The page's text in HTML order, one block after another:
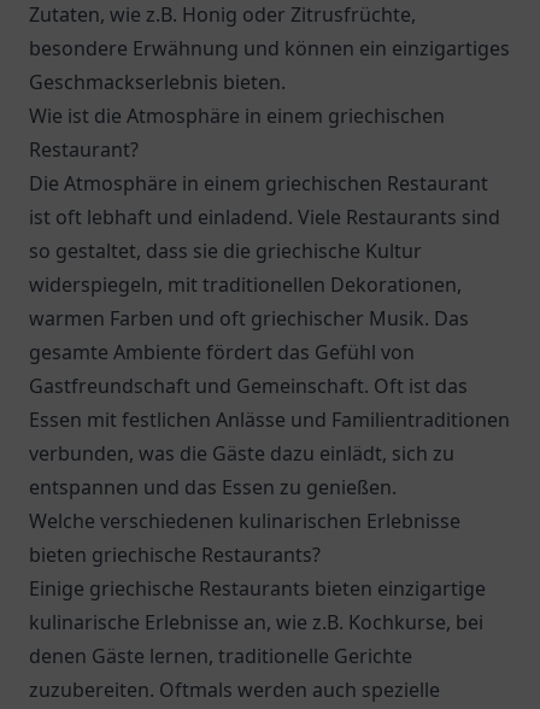
Zutaten, wie z.B. Honig oder Zitrusfrüchte,
besondere Erwähnung und können ein einzigartiges
Geschmackserlebnis bieten.
Wie ist die Atmosphäre in einem griechischen
Restaurant?
Die Atmosphäre in einem griechischen Restaurant
ist oft lebhaft und einladend. Viele Restaurants sind
so gestaltet, dass sie die griechische Kultur
widerspiegeln, mit traditionellen Dekorationen,
warmen Farben und oft griechischer Musik. Das
gesamte Ambiente fördert das Gefühl von
Gastfreundschaft und Gemeinschaft. Oft ist das
Essen mit festlichen Anlässe und Familientraditionen
verbunden, was die Gäste dazu einlädt, sich zu
entspannen und das Essen zu genießen.
Welche verschiedenen kulinarischen Erlebnisse
bieten griechische Restaurants?
Einige griechische Restaurants bieten einzigartige
kulinarische Erlebnisse an, wie z.B. Kochkurse, bei
denen Gäste lernen, traditionelle Gerichte
zuzubereiten. Oftmals werden auch spezielle